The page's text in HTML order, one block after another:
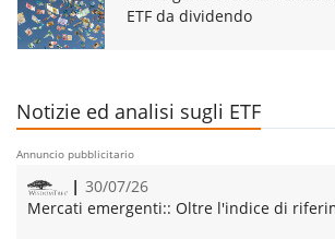
ETF da dividendo
Notizie ed analisi sugli ETF
Annuncio pubblicitario
30/07/26
Mercati emergenti:: Oltre l'indice di